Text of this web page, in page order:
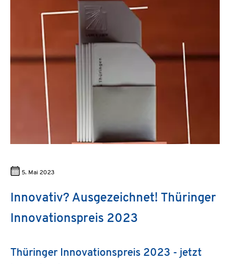
5. Mai 2023
Innovativ? Ausgezeichnet! Thüringer
Innovationspreis 2023
Thüringer Innovationspreis 2023 - jetzt